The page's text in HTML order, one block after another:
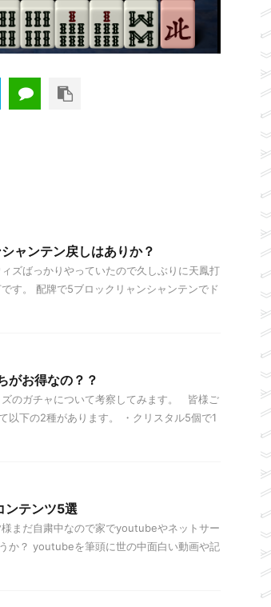
ャンテン戻しはありか？
ズばっかりやっていたので久しぶりに天鳳打
す。 配牌で5ブロックリャンシャンテンでド
がお得なの？？
のガチャについて考察してみます。 皆様ご
以下の2種があります。 ・クリスタル5個で1
ンテンツ5選
まだ自粛中なので家でyoutubeやネットサー
か？ youtubeを筆頭に世の中面白い動画や記